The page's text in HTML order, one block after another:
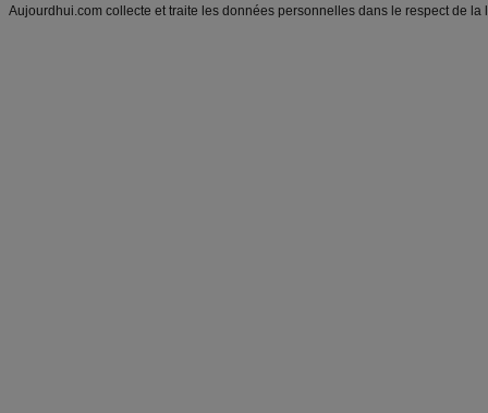
Aujourdhui.com collecte et traite les données personnelles dans le respect de